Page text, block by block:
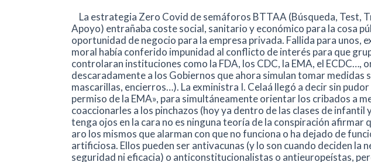
La estrategia Zero Covid de semáforos BTTAA (Búsqueda, Test,
Apoyo) entrañaba coste social, sanitario y económico para la cosa
oportunidad de negocio para la empresa privada. Fallida para unos,
moral había conferido impunidad al conflicto de interés para que
controlaran instituciones como la FDA, los CDC, la EMA, el ECDC…,
descaradamente a los Gobiernos que ahora simulan tomar medidas
mascarillas, encierros…). La exministra I. Celaá llegó a decir sin
permiso de la EMA», para simultáneamente orientar los cribados a
coaccionarles a los pinchazos (hoy ya dentro de las clases de infantil
tenga ojos en la cara no es ninguna teoría de la conspiración afirmar
aro los mismos que alarman con que no funciona o ha dejado de
artificiosa. Ellos pueden ser antivacunas (y lo son cuando deciden la
seguridad ni eficacia) o anticonstitucionalistas o antieuropeístas,